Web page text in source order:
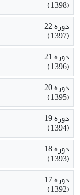
(1398)
دوره 22
(1397)
دوره 21
(1396)
دوره 20
(1395)
دوره 19
(1394)
دوره 18
(1393)
دوره 17
(1392)